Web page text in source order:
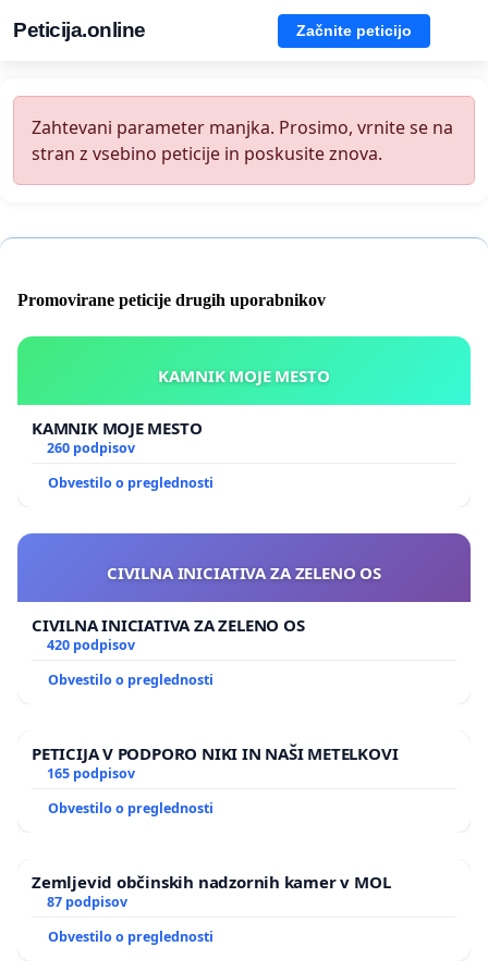
Peticija.online Začnite peticijo
Zahtevani parameter manjka. Prosimo, vrnite se na
stran z vsebino peticije in poskusite znova.
Promovirane peticije drugih uporabnikov
KAMNIK MOJE MESTO
KAMNIK MOJE MESTO
260 podpisov
Obvestilo o preglednosti
CIVILNA INICIATIVA ZA ZELENO OS
CIVILNA INICIATIVA ZA ZELENO OS
420 podpisov
Obvestilo o preglednosti
PETICIJA V PODPORO NIKI IN NAŠI METELKOVI
165 podpisov
Obvestilo o preglednosti
Zemljevid občinskih nadzornih kamer v MOL
87 podpisov
Obvestilo o preglednosti